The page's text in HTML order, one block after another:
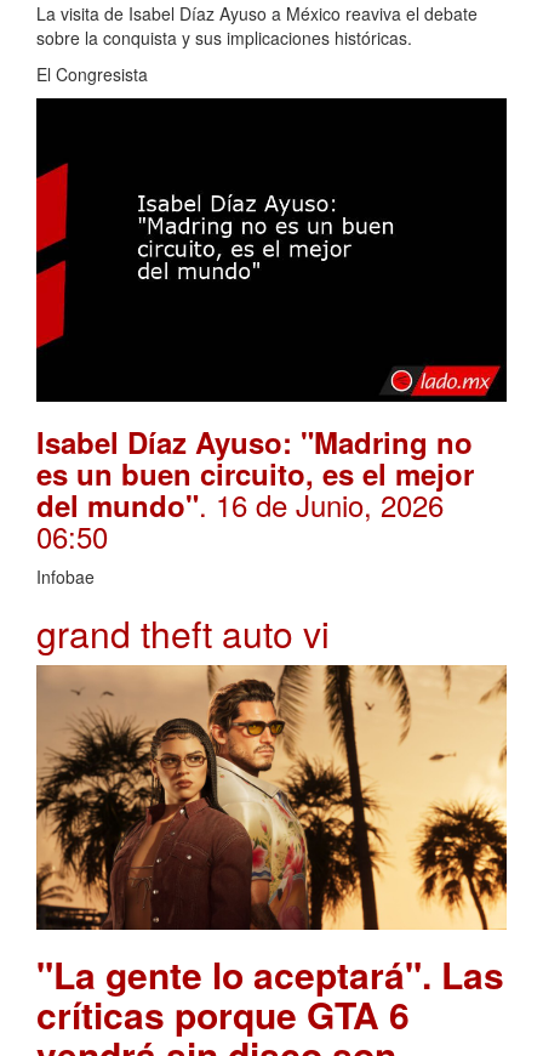
La visita de Isabel Díaz Ayuso a México reaviva el debate
sobre la conquista y sus implicaciones históricas.
El Congresista
Isabel Díaz Ayuso: "Madring no
es un buen circuito, es el mejor
del mundo". 16 de Junio, 2026
06:50
Infobae
grand theft auto vi
"La gente lo aceptará". Las
críticas porque GTA 6